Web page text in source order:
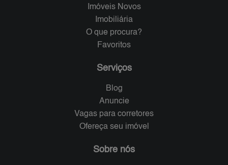
Imóveis Novos
Imobiliária
O que procura?
Favoritos
Serviços
Blog
Anuncie
Vagas para corretores
Ofereça seu imóvel
Sobre nós